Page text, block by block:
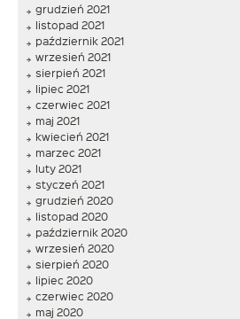
grudzień 2021
listopad 2021
październik 2021
wrzesień 2021
sierpień 2021
lipiec 2021
czerwiec 2021
maj 2021
kwiecień 2021
marzec 2021
luty 2021
styczeń 2021
grudzień 2020
listopad 2020
październik 2020
wrzesień 2020
sierpień 2020
lipiec 2020
czerwiec 2020
maj 2020